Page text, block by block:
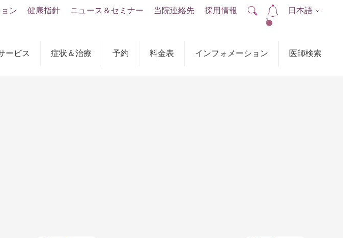
ービス 症状＆治療 予約 料金表 インフォメーション 医師検索
ン 健康指針 ニュース＆セミナー 当院連絡先 採用情報
2
日本語